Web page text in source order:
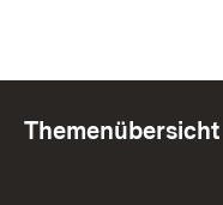
Themenübersicht